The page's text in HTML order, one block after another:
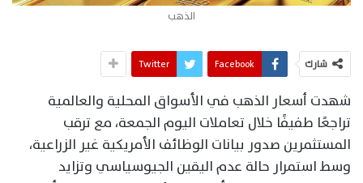
الذهب
شارك Facebook
Twitter
شهدت أسعار الذهب في الأسواق المحلية والعالمية
تراجعًا طفيفًا خلال تعاملات اليوم الجمعة، مع ترقب
المستثمرين صدور بيانات الوظائف الأمريكية غير الزراعية،
وسط استمرار حالة عدم اليقين الجيوسياسي وتزايد